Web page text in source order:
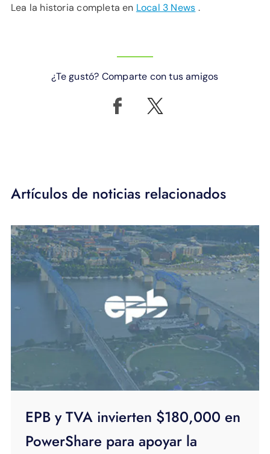
Lea la historia completa en Local 3 News .
¿Te gustó? Comparte con tus amigos
Artículos de noticias relacionados
EPB y TVA invierten $180,000 en
PowerShare para apoyar la